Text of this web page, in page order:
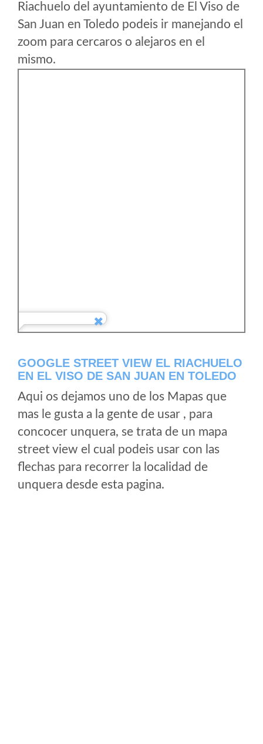
Riachuelo del ayuntamiento de El Viso de
San Juan en Toledo podeis ir manejando el
zoom para cercaros o alejaros en el
mismo.
GOOGLE STREET VIEW EL RIACHUELO
EN EL VISO DE SAN JUAN EN TOLEDO
Aqui os dejamos uno de los Mapas que
mas le gusta a la gente de usar , para
concocer unquera, se trata de un mapa
street view el cual podeis usar con las
flechas para recorrer la localidad de
unquera desde esta pagina.